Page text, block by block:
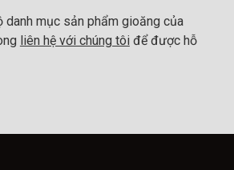
danh mục sản phẩm gioăng của
liên hệ với chúng tôiđể được hỗ